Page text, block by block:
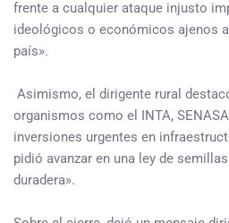
frente a cualquier ataque injusto
ideológicos o económicos ajenos
país».
Asimismo, el dirigente rural
organismos como el INTA,
inversiones urgentes en
pidió avanzar en una ley de
duradera».